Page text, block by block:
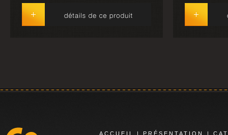
ACCUEIL |PRÉSENTATION |